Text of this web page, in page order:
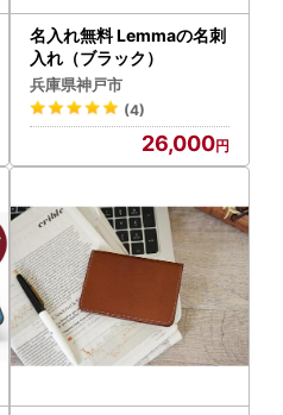
名入れ無料 Lemmaの名刺
入れ（ブラック）
兵庫県神戸市
(4)
26,000